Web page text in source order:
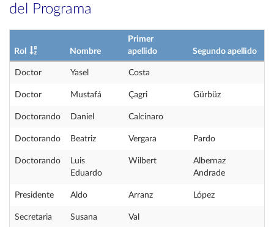
del Programa
Rol Nombre
Primer
apellido
Segundo apellido
Doctor Yasel Costa
Doctor Mustafá Çagri Gürbüz
Doctorando Daniel Calcinaro
Doctorando Beatriz Vergara Pardo
Doctorando
Luis
Eduardo
Wilbert
Albernaz
Andrade
Presidente Aldo Arranz López
Secretaria Susana Val